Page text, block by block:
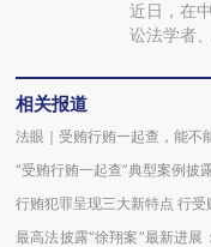
近日，在
讼法学者
相关报道
法眼｜受贿行贿一起查，能不
“受贿行贿一起查”典型案例披
行贿犯罪呈现三大新特点 行受
最高法披露“徐翔案”最新进展